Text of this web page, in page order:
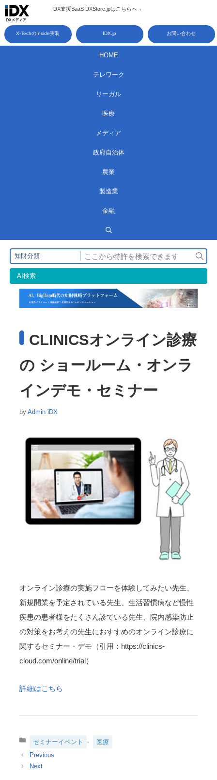
コ
ン
テ
DX支援SaaS DXStore.jpはこちらへ→​
X-TechのInside実装 IDX.jp お問い合わせ
HOME
テレワーク
リーガル
医療
メディア
政府自治体
農業
製造業
金融
知財分類
検
索
AI検索
CLINICSオンライン診療
の ショールーム・オンラ
インデモ・セミナー
by Admin iDX
オンライン診療の実施フローを体験してみたい先生、
新規開業を予定されている先生、生活習慣病など慢性
疾患の患者様をたくさん診ている先生、院内感染防止
の対策をお考えの先生におすすめのオンライン診療に
関するセミナー・デモ（引用：https://clinics-
cloud.com/online/trial）
詳細はこちら
カ
ゴ
リ
セミナーイベント 、 医療